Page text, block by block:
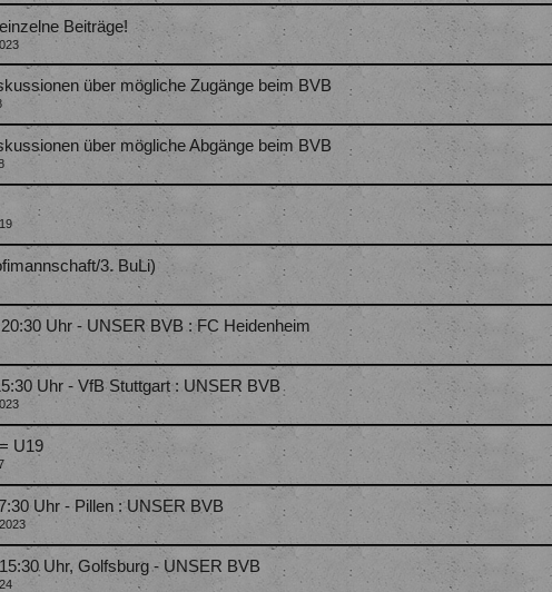
Beiträge!
über mögliche Zugänge beim BVB
über mögliche Abgänge beim BVB
3. BuLi)
Uhr - UNSER BVB : FC Heidenheim
Uhr - VfB Stuttgart : UNSER BVB
U19
Uhr - Pillen : UNSER BVB
Uhr, Golfsburg - UNSER BVB